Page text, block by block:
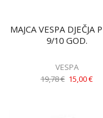
MAJCA VESPA DJEČJA
9/10 GOD.
VESPA
19,78€ 15,00€